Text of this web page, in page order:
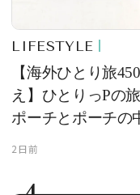
LIFESTYLE
【海外ひとり旅
え】ひとりっPの
ポーチとポーチの
を初公開！ 本当
2日前